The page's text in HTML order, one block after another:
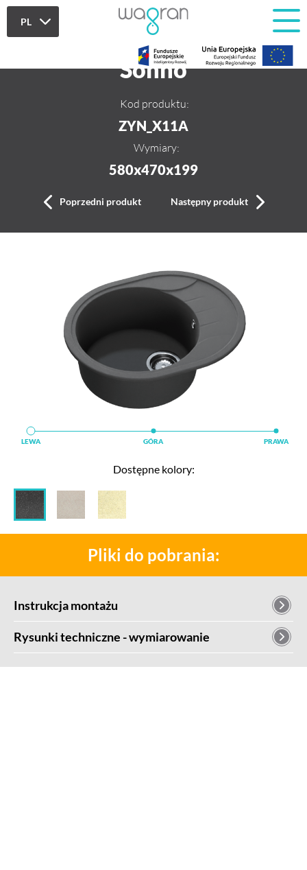
PL
EN Sonno
Kod produktu:
ZYN_X11A
Wymiary:
580x470x199
Poprzedni produkt Następny produkt
LEWA GÓRA PRAWA
LEWA GÓRA PRAWA
LEWA GÓRA PRAWA
Dostępne kolory:
Pliki do pobrania:
Instrukcja montażu
Rysunki techniczne - wymiarowanie